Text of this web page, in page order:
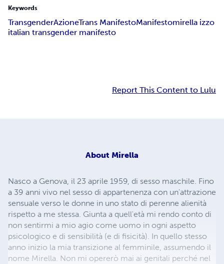
Keywords
TransgenderAzioneTrans ManifestoManifestomirella izzo
italian transgender manifesto
Report This Content to Lulu
About Mirella
Nasco a Genova, il 23 aprile 1959, di sesso maschile. Fino
a 39 anni vivo nel sesso di appartenenza con un'attrazione
sensuale verso le donne in uno stato di perenne alienità
rispetto a me stessa. Giunta a quell'età mi rendo conto di
non sentirmi a mio agio come uomo in ogni aspetto
psicologico e di sensibilità (e di fisicità). In quello stesso
anno inizio la mia transizione al femminile, assumendo il
nome Mirella. Non mi opererò mai ai genitali perché nel